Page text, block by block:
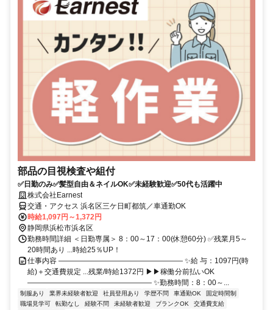
部品の目視検査や組付
✅日勤のみ✅髪型自由＆ネイルOK✅未経験歓迎✅50代も活躍中
株式会社Earnest
交通・アクセス 浜名区三ケ日町都筑／車通勤OK
時給1,097円～1,372円
静岡県浜松市浜名区
勤務時間詳細 ＜日勤専属＞ 8：00～17：00(休憩60分) ✅残業月5～
20時間あり ...時給25％UP！
仕事内容 ――――――――――――――――― ✨給 与：1097円(時
給)＋交通費規定 ...残業/時給1372円 ▶▶稼働分前払いOK
――――――――――――――――― ✨勤務時間：8：00～...
制服あり 業界未経験者歓迎 社員登用あり 学歴不問 車通勤OK
固定時間制
職場見学可
転勤なし 経験不問 未経験者歓迎 ブランクOK
交通費支給